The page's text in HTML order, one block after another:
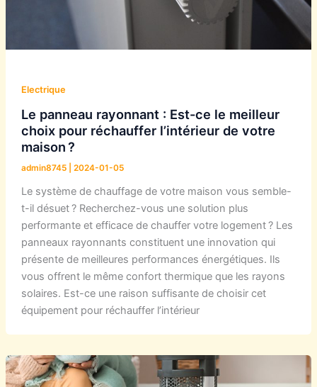
Electrique
Le panneau rayonnant : Est-ce le meilleur
choix pour réchauffer l’intérieur de votre
maison ?
admin8745 2024-01-05
Le système de chauffage de votre maison vous semble-
t-il désuet ? Recherchez-vous une solution plus
performante et efficace de chauffer votre logement ? Les
panneaux rayonnants constituent une innovation qui
présente de meilleures performances énergétiques. Ils
vous offrent le même confort thermique que les rayons
solaires. Est-ce une raison suffisante de choisir cet
équipement pour réchauffer l’intérieur